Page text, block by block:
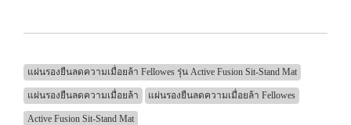
แผ่นรองยืนลดความเมื่อยล้า Fellowes รุ่น Active Fusion Sit-Stand Mat
แผ่นรองยืนลดความเมื่อยล้า แผ่นรองยืนลดความเมื่อยล้า Fellowes
Active Fusion Sit-Stand Mat